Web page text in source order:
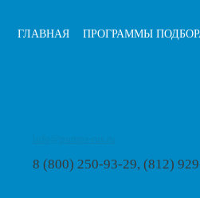
ГЛАВНАЯ ПРОГРАММЫ
8 (800) 250-93-29, (812)